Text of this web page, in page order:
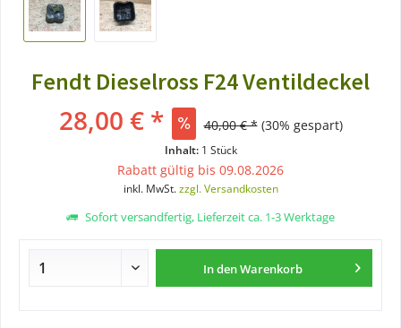
Fendt Dieselross F24 Ventildeckel
28,00 € * 40,00 € * (30% gespart)
Inhalt: 1 Stück
Rabatt gültig bis 09.08.2026
inkl. MwSt.zzgl. Versandkosten
Sofort versandfertig, Lieferzeit ca. 1-3 Werktage
In denWarenkorb